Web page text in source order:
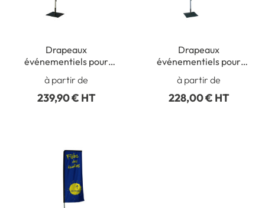
Drapeaux
événementiels pour
intérieur - Goutte d´eau
à partir de
239,90 € HT
Drapeaux
événementiels pour
intérieur - Plage
à partir de
228,00 € HT